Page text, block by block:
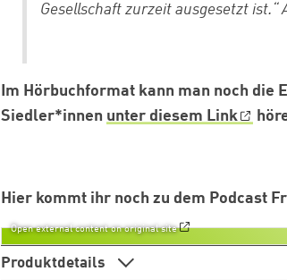
Gesellschaft zurzeit ausgesetzt ist.“
Im Hörbuchformat kann man noch
Siedler*innen unter diesem Link
Hier kommt ihr noch zu dem Podcast
Open external content on original site
Produktdetails